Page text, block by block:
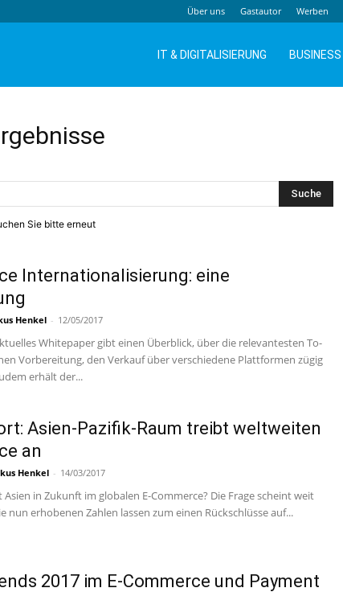
Über uns Gastautor Werben
IT & DIGITALISIERUNG BUSINESS
Sie bitte erneut
Internationalisierung: eine
Henkel - 12/05/2017
Whitepaper gibt einen Überblick, über die relevantesten To-
Vorbereitung, den Verkauf über verschiedene Plattformen zügig
erhält der...
Asien-Pazifik-Raum treibt weltweiten
an
Henkel - 14/03/2017
Asien in Zukunft im globalen E-Commerce? Die Frage scheint weit
nun erhobenen Zahlen lassen zum einen Rückschlüsse auf...
2017 im E-Commerce und Payment